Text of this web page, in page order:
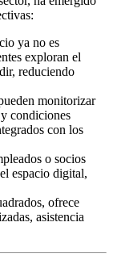
ya no es
exploran el
reduciendo
monitorizar
condiciones
con los
o socios
espacio digital,
ofrece
asistencia